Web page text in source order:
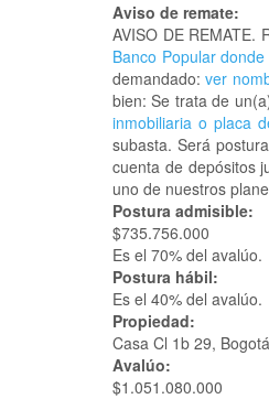
Aviso de remate:
AVISO DE REMATE.
Banco Popular
demandado:ver
bien: Se trata de
inmobiliaria o placa
subasta. Será
cuenta de depósitos
uno de nuestros
Postura admisible:
$735.756.000
Es el 70% del avalúo.
Postura hábil:
Es el 40% del avalúo.
Propiedad:
Casa Cl 1b 29,
Avalúo:
$1.051.080.000